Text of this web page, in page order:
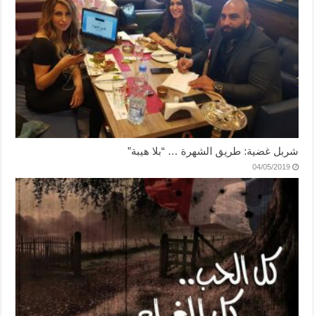
شربل غضية: طريق الشهرة … “بلا هيبة”
04/05/2019